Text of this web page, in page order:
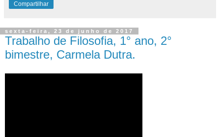
Compartilhar
sexta-feira, 23 de junho de 2017
Trabalho de Filosofia, 1° ano, 2°
bimestre, Carmela Dutra.